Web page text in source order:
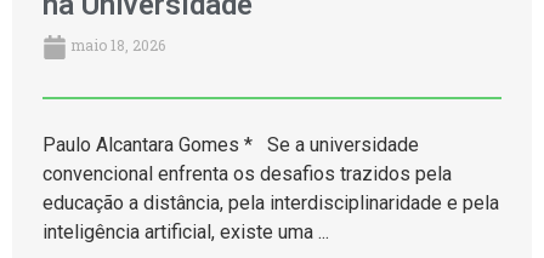
maio 18, 2026
Paulo Alcantara Gomes * Se a universidade
convencional enfrenta os desafios trazidos pela
educação a distância, pela interdisciplinaridade e pela
inteligência artificial, existe uma ...